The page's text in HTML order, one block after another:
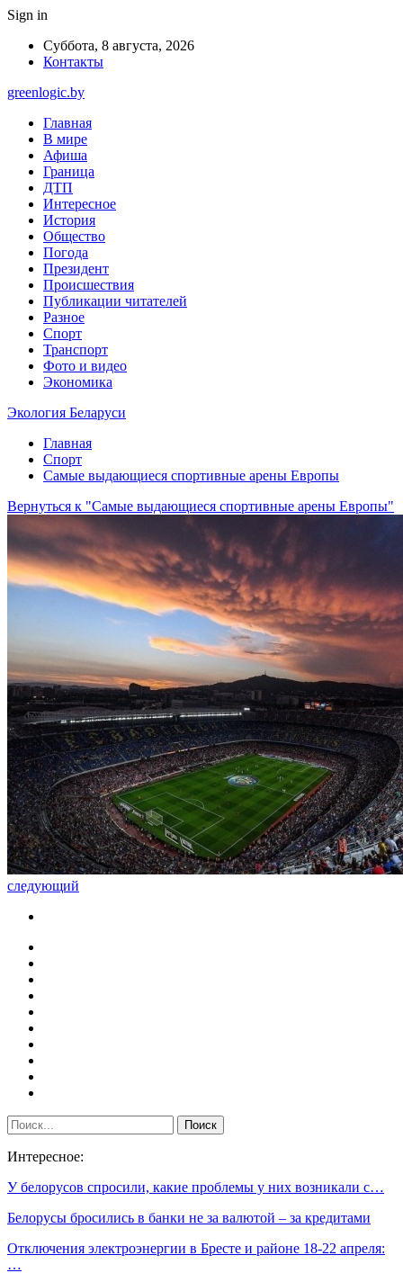
Sign in
Суббота, 8 августа, 2026
Контакты
greenlogic.by
Главная
В мире
Афиша
Граница
ДТП
Интересное
История
Общество
Погода
Президент
Происшествия
Публикации читателей
Разное
Спорт
Транспорт
Фото и видео
Экономика
Экология Беларуси
Главная
Спорт
Самые выдающиеся спортивные арены Европы
Вернуться к "Самые выдающиеся спортивные арены Европы"
следующий
Интересное:
У белорусов спросили, какие проблемы у них возникали с…
Белорусы бросились в банки не за валютой – за кредитами
Отключения электроэнергии в Бресте и районе 18-22 апреля:
…